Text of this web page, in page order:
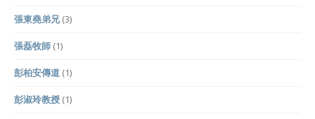
張東堯弟兄(3)
張磊牧師 (1)
彭柏安傳道 (1)
彭淑玲教授 (1)